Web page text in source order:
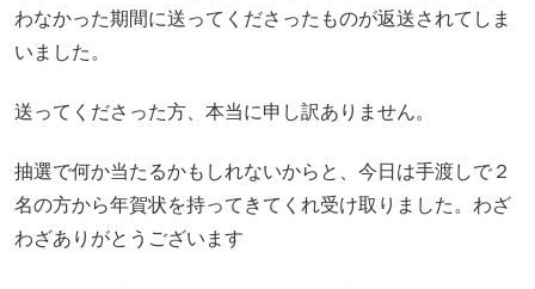
わなかった期間に送ってくださったものが返送されてしま
いました。
送ってくださった方、本当に申し訳ありません。
抽選で何か当たるかもしれないからと、今日は手渡しで２
名の方から年賀状を持ってきてくれ受け取りました。わざ
わざありがとうございます